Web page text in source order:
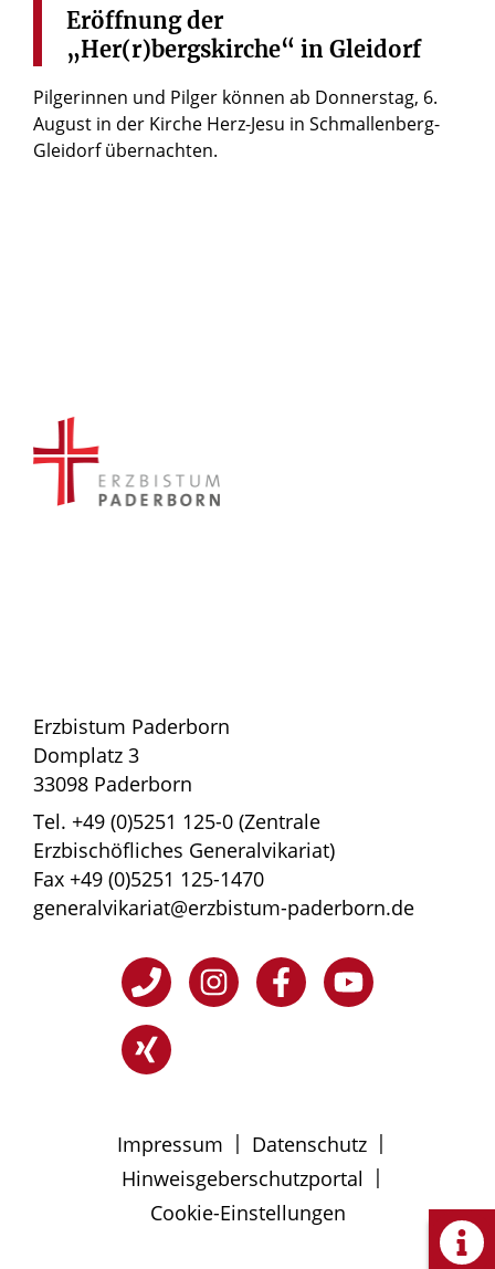
Eröffnung der
„Her(r)bergskirche“ in Gleidorf
Pilgerinnen und Pilger können ab Donnerstag, 6.
August in der Kirche Herz-Jesu in Schmallenberg-
Gleidorf übernachten.
Erzbistum Paderborn
Domplatz 3
33098 Paderborn
Tel. +49 (0)5251 125-0 (Zentrale
Erzbischöfliches Generalvikariat)
Fax +49 (0)5251 125-1470
generalvikariat@erzbistum-paderborn.de
Impressum | Datenschutz |
Hinweisgeberschutzportal |
Cookie-Einstellungen